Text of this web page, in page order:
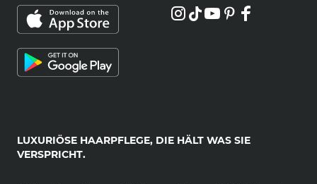
LUXURIÖSE HAARPFLEGE, DIE HÄLT WAS SIE
VERSPRICHT.